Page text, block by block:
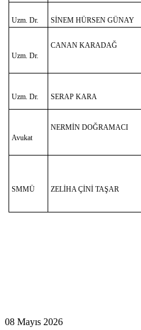
Uzm. Dr. SİNEM HÜRSEN GÜNAY
Uzm. Dr.
CANAN KARADAĞ
Uzm. Dr. SERAP KARA
Avukat
NERMİN DOĞRAMACI
SMMÜ ZELİHA ÇİNİ TAŞAR
08 Mayıs 2026